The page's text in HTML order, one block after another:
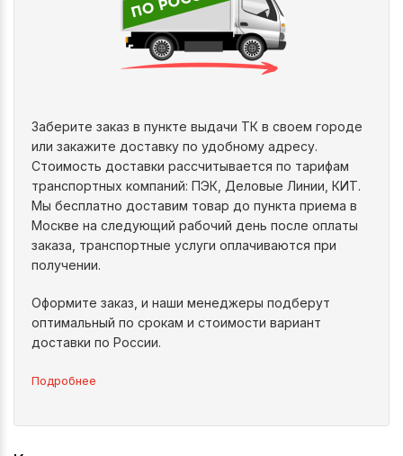
Заберите заказ в пункте выдачи ТК в своем городе
или закажите доставку по удобному адресу.
Стоимость доставки рассчитывается по тарифам
транспортных компаний: ПЭК, Деловые Линии, КИТ.
Мы бесплатно доставим товар до пункта приема в
Москве на следующий рабочий день после оплаты
заказа, транспортные услуги оплачиваются при
получении.
Оформите заказ, и наши менеджеры подберут
оптимальный по срокам и стоимости вариант
доставки по России.
Подробнее